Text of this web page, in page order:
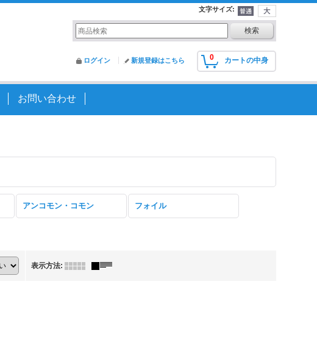
文字サイズ:
0 カートの中身
ログイン 新規登録はこちら
お問い合わせ
アンコモン・コモン フォイル
表示方法: